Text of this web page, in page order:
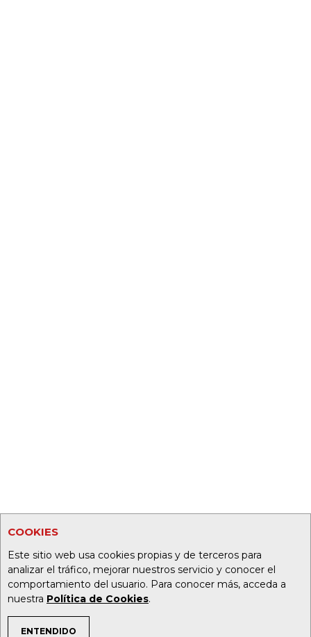
COOKIES
Este sitio web usa cookies propias y de terceros para
analizar el tráfico, mejorar nuestros servicio y conocer el
comportamiento del usuario. Para conocer más, acceda a
nuestra Política de Cookies.
ENTENDIDO